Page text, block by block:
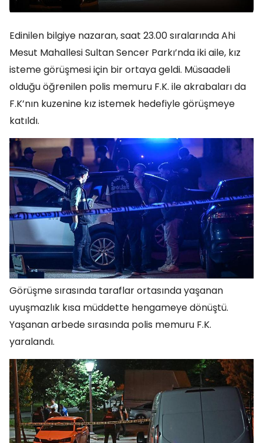
Edinilen bilgiye nazaran, saat 23.00 sıralarında Ahi
Mesut Mahallesi Sultan Sencer Parkı’nda iki aile, kız
isteme görüşmesi için bir ortaya geldi. Müsaadeli
olduğu öğrenilen polis memuru F.K. ile akrabaları da
F.K’nın kuzenine kız istemek hedefiyle görüşmeye
katıldı.
Görüşme sırasında taraflar ortasında yaşanan
uyuşmazlık kısa müddette hengameye dönüştü.
Yaşanan arbede sırasında polis memuru F.K.
yaralandı.